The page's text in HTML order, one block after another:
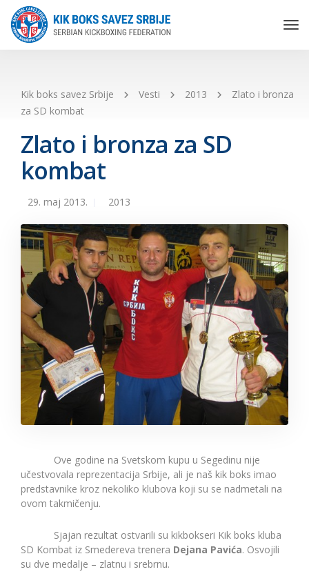
Kik boks savez Srbije Vesti 2013
Zlato i bronza
za SD kombat
Zlato i bronza za SD
kombat
29. maj 2013. 2013
Ove godine na Svetskom kupu u Segedinu nije
učestvovala reprezentacija Srbije, ali je naš kik boks imao
predstavnike kroz nekoliko klubova koji su se nadmetali na
ovom takmičenju.
Sjajan rezultat ostvarili su kikbokseri Kik boks kluba
SD Kombat iz Smedereva trenera Dejana Pavića. Osvojili
su dve medalje – zlatnu i srebrnu.